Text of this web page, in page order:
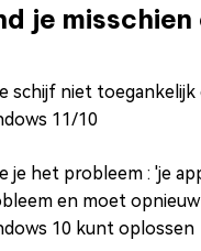
je
schijf niet toegankelijk
11/10
je het probleem : 'je
en moet
10 kunt oplossen